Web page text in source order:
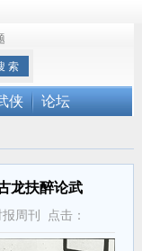
侠 论坛
龙扶醉论武
周刊 点击：